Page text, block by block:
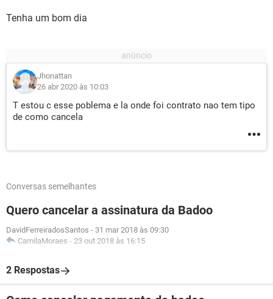
Tenha um bom dia
Jhonattan
26 abr 2020 às 10:03
T estou c esse poblema e la onde foi contrato nao tem tipo
de como cancela
Conversas semelhantes
Quero cancelar a assinatura da Badoo
DavidFerreiradosSantos - 31 mar 2018 às 09:30
CamilaMoraes - 23 out 2018 às 16:15
2 Respostas